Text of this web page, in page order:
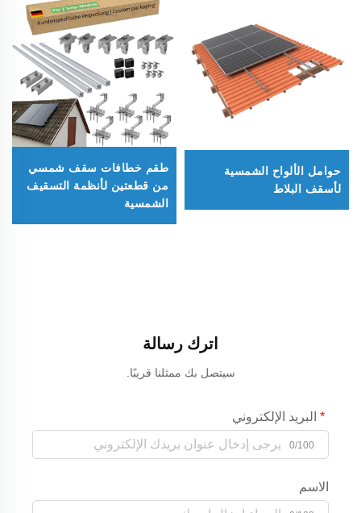
حوامل الألواح الشمسية
لأسقف البلاط
طقم خطافات سقف شمسي
من قطعتين لأنظمة التسقيف
الشمسية
اترك رسالة
سيتصل بك ممثلنا قريبًا.
البريد الإلكتروني
0/100
الاسم